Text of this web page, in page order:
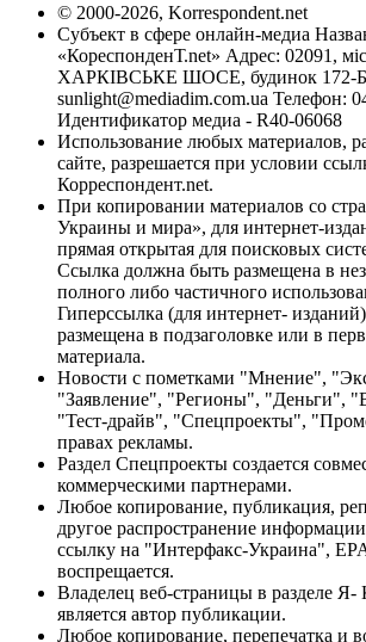
© 2000-2026, Korrespondent.net
Субъект в сфере онлайн-медиа
«КореспонденТ.net» Адрес: 02091,
ХАРКІВСЬКЕ ШОСЕ, будинок 172-Б,
sunlight@mediadim.com.ua Телефон:
Идентификатор медиа - R40-06068
Использование любых материалов,
сайте, разрешается при условии
Корреспондент.net.
При копировании материалов со
Украины и мира», для интернет-
прямая открытая для поисковых
Ссылка должна быть размещена в
полного либо частичного
Гиперссылка (для интернет-
размещена в подзаголовке или в
материала.
Новости с пометками "Мнение",
"Заявление", "Регионы", "Деньги",
"Тест-драйв", "Спецпроекты",
правах рекламы.
Раздел Спецпроекты создается
коммерческими партнерами.
Любое копирование, публикация,
другое распространение
ссылку на "Интерфакс-Украина",
воспрещается.
Владелец веб-страницы в разделе Я-
является автор публикации.
Любое копирование, перепечатка и